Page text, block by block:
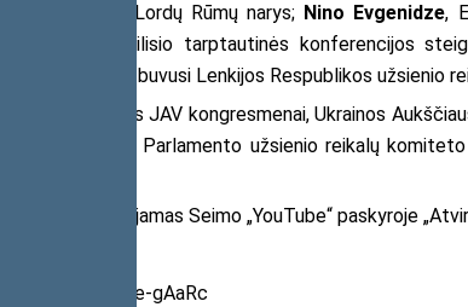
Karalystės Lordų Rūmų narys; Nino Evgenidze,
vienas iš Tbilisio tarptautinės konferencijos
, buvusi Lenkijos Respublikos užsienio
dalyvius sveikins JAV kongresmenai, Ukrainos
Respublikos Parlamento užsienio reikalų komiteto
transliuojamas Seimo „YouTube“ paskyroje
live/2Huee-gAaRc